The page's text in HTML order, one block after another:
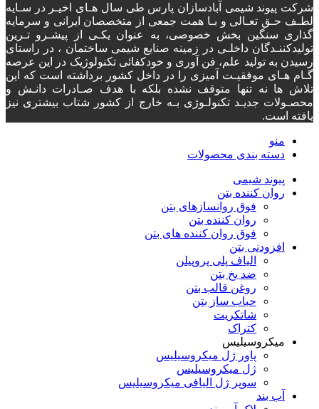
شرکت پیوند شیمی آبادسازان پارس طی سال هـای اخیـر در سـایه
لطـف حـق تعـالی و بـا همت جمعی از متخصصان ایرانی و سرمایه
گذاری سنگین بخش خصوصی، به عنوان یکـی از پیشـرو تـرین
تولیدکننـدگان داخلـی در زمینه صنایع شیمی ساختمان ، در راستای
رسیدن به تولید علم، فن آوری و خودکفائی تکنولوژیک در این عرصه
گـام هـای موفقیـت آمیزی را در داخل کشور برداشته است که این
تلاش ها نه تنها متوقف نشده بلکه با هدف صـادرات دانـش و
محصـولات جدیـد تکنولـوژی بـه خارج از کشور شتاب بیشتری نیز
یافته است.
منو
دسته‌ بندی محصولات
پیوند شیمی
روان کننده بتن
فوق روانسازهای بتن
روان کننده بتن
فوق روان کننده های بتن
افزودنی بتن
الیاف پلی پروپیلن
ضد یخ بتن
روغن قالب بتن
حباب ساز بتن
شاتکریت
کتراک
میکروسیلیس
پاور ژل میکروسیلیس
ژل میکروسیلیس
سوپر ژل الیافی میکروسیلیس
آب بند